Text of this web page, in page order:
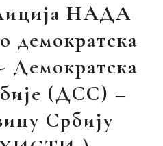
НАДА
демократска
Демократска
(ДСС) –
Србију